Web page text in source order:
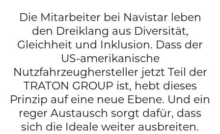
Anfahrt
Finanznachrichten
Fremdkapital & Rating
Corporate Governance
Hauptversammlung
Finanztermine & Events
Kontakt
Stories
Zur Übersichtsseite: Compliance & Risiko
Compliance & Integrität
Risikomanagement
Hinweisgebersystem
Karriere
Zur Übersichtsseite: Karriere
Arbeiten bei uns
Professionals
Absolventen
Die Mitarbeiter bei Navistar leben
den Dreiklang aus Diversität,
Gleichheit und Inklusion. Dass der
US-amerikanische
Nutzfahrzeughersteller jetzt Teil der
TRATON GROUP ist, hebt dieses
Prinzip auf eine neue Ebene. Und ein
reger Austausch sorgt dafür, dass
sich die Ideale weiter ausbreiten.